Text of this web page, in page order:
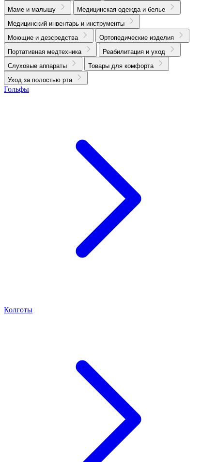
Маме и малышу
Медицинская одежда и белье
Медицинский инвентарь и инструменты
Моющие и дезсредства
Ортопедические изделия
Портативная медтехника
Реабилитация и уход
Слуховые аппараты
Товары для комфорта
Уход за полостью рта
Гольфы
Колготы